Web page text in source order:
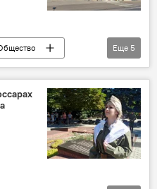
"Победа"
вандализм
Еще 5